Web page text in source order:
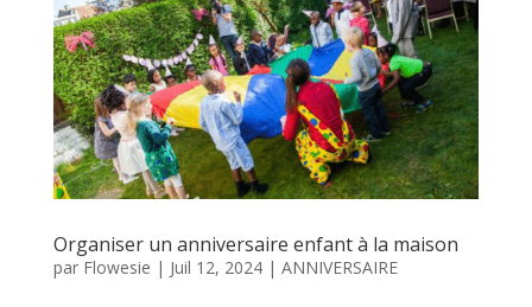
Organiser un anniversaire enfant à la maison
par Flowesie | Juil 12, 2024| ANNIVERSAIRE